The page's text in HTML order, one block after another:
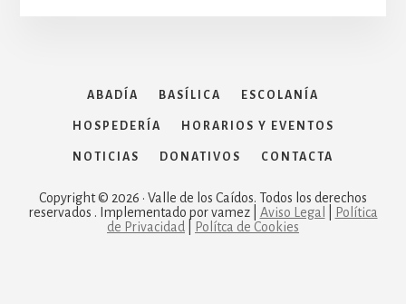
ABADÍA BASÍLICA ESCOLANÍA
HOSPEDERÍA HORARIOS Y EVENTOS
NOTICIAS DONATIVOS CONTACTA
Copyright © 2026 · Valle de los Caídos. Todos los derechos
reservados . Implementado por vamez | Aviso Legal
Política
de Privacidad
Polítca de Cookies